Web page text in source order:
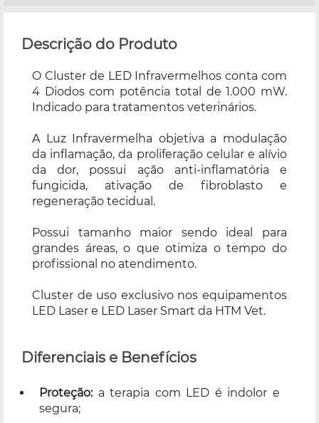
Descrição do Produto
O Cluster de LED Infravermelhos conta com
4 Diodos com potência total de 1.000 mW.
Indicado para tratamentos veterinários.
A Luz Infravermelha objetiva a modulação
da inflamação, da proliferação celular e alívio
da dor, possui ação anti-inflamatória e
fungicida, ativação de fibroblasto e
regeneração tecidual.
Possui tamanho maior sendo ideal para
grandes áreas, o que otimiza o tempo do
profissional no atendimento.
Cluster de uso exclusivo nos equipamentos
LED Laser e LED Laser Smart da HTM Vet.
Diferenciais e Benefícios
Proteção: a terapia com LED é indolor e
segura;